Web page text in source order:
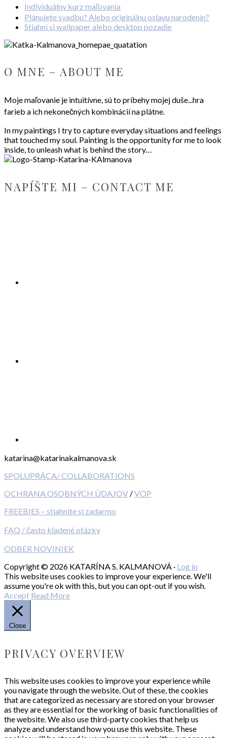
Individuálny kurz maľovania
Plánujete svadbu? Alebo originálnu oslavu narodenín?
Stiahni si wallpaper alebo desktop pozadie
O MNE – ABOUT ME
Moje maľovanie je intuitívne, sú to príbehy mojej duše...hra
farieb a ich nekonečných kombinácií na plátne.
In my paintings I try to capture everyday situations and feelings
that touched my soul. Painting is the opportunity for me to look
inside, to unleash what is behind the story…
NAPÍŠTE MI – CONTACT ME
katarina@katarinakalmanova.sk
SPOLUPRÁCA/ COLLABORATIONS
OCHRANA OSOBNÝCH ÚDAJOV /VOP
FREEBIES – stiahnite si zadarmo
FAQ / často kladené otázky
ODBER NOVINIEK
Copyright © 2026 KATARÍNA S. KALMANOVÁ · Log in
This website uses cookies to improve your experience. We'll
assume you're ok with this, but you can opt-out if you wish.
Accept Read More
Close
PRIVACY OVERVIEW
This website uses cookies to improve your experience while
you navigate through the website. Out of these, the cookies
that are categorized as necessary are stored on your browser
as they are essential for the working of basic functionalities of
the website. We also use third-party cookies that help us
analyze and understand how you use this website. These